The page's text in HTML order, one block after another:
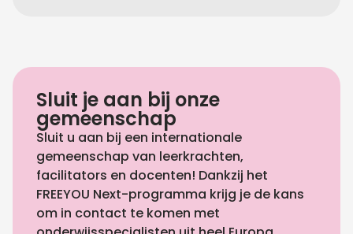
Sluit je aan bij onze
gemeenschap
Sluit u aan bij een internationale
gemeenschap van leerkrachten,
facilitators en docenten! Dankzij het
FREEYOU Next-programma krijg je de kans
om in contact te komen met